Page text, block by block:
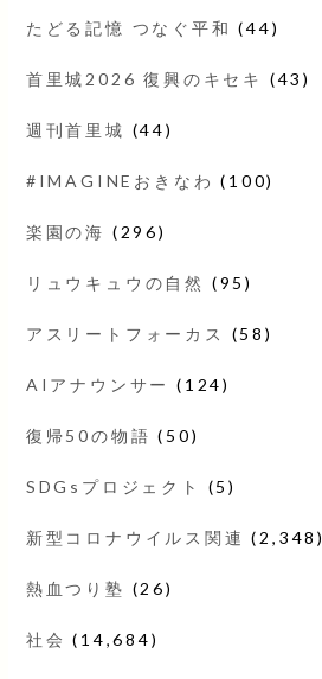
たどる記憶 つなぐ平和 (44)
首里城2026 復興のキセキ (43)
週刊首里城 (44)
#IMAGINEおきなわ (100)
楽園の海 (296)
リュウキュウの自然 (95)
アスリートフォーカス (58)
AIアナウンサー (124)
復帰50の物語 (50)
SDGsプロジェクト (5)
新型コロナウイルス関連 (2,348)
熱血つり塾 (26)
社会 (14,684)